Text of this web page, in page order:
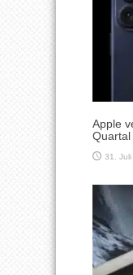
Apple
Quartal
31. Juli